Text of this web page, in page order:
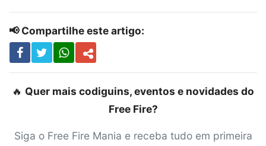
📢 Compartilhe este artigo:
🔥 Quer mais codiguins, eventos e novidades do
Free Fire?
Siga o Free Fire Mania e receba tudo em primeira